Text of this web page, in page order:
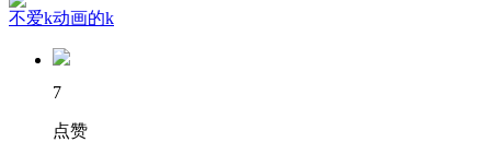
不爱k动画的k
7
点赞